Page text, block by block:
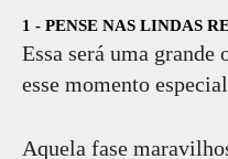
1 - PENSE NAS LINDAS
Essa será uma
esse momento
Aquela fase